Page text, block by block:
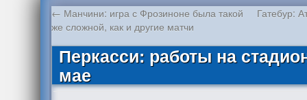
← Манчини: игра с Фрозиноне была такой
же сложной, как и другие матчи
Гатебур:
Перкасси: работы на
мае